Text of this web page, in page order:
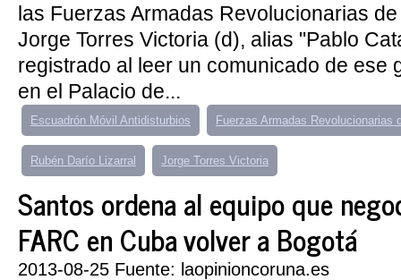
las Fuerzas Armadas Revolucionarias
Jorge Torres Victoria (d), alias "Pablo
registrado al leer un comunicado de ese
en el Palacio de...
Escuadrón Móvil Antidisturbios Fuerzas Armadas Revolucionarias
Rubén Darío Lizarral Jorge Torres Victoria
Santos ordena al equipo que
FARC en Cuba volver a Bogotá
2013-08-25 Fuente: laopinioncoruna.es